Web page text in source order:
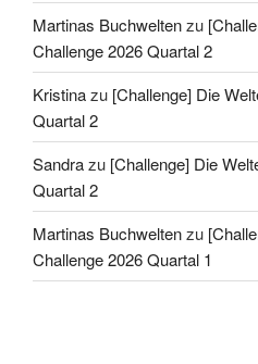
Martinas Buchweltenzu
Challenge 2026 Quartal 2
Kristinazu [Challenge] Die
Quartal 2
Sandrazu [Challenge] Die
Quartal 2
Martinas Buchweltenzu
Challenge 2026 Quartal 1